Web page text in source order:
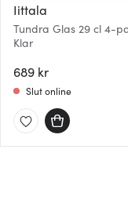
som du vill dela
Iittala
Tundra Glas 29 cl 4-
Klar
689 kr
Slut online